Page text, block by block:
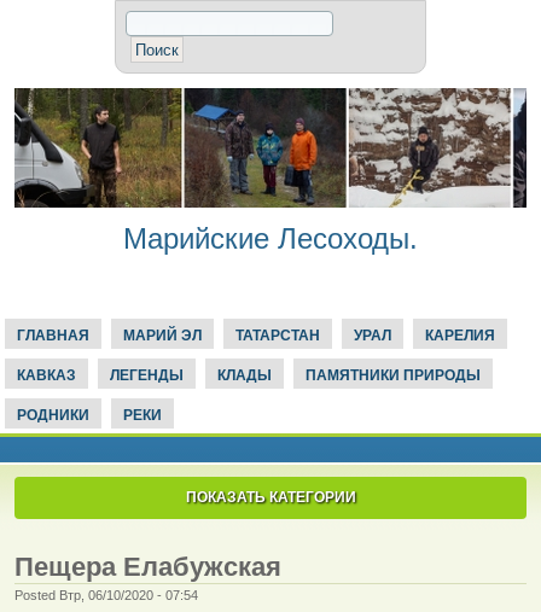
Марийские Лесоходы.
ГЛАВНАЯ МАРИЙ ЭЛ ТАТАРСТАН УРАЛ КАРЕЛИЯ
КАВКАЗ ЛЕГЕНДЫ КЛАДЫ ПАМЯТНИКИ ПРИРОДЫ
РОДНИКИ РЕКИ
ПОКАЗАТЬ КАТЕГОРИИ
Пещера Елабужская
Posted Втр, 06/10/2020 - 07:54